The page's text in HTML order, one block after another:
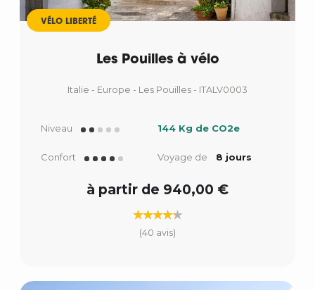
VÉLO LIBERTÉ
Les Pouilles à vélo
Italie - Europe - Les Pouilles - ITALV0003
Niveau 144 Kg de CO2e
Confort Voyage de 8 jours
à partir de 940,00 €
(40 avis)